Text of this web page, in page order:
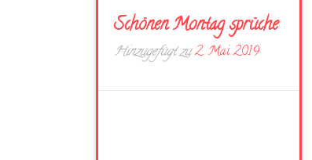
Schönen Montag sprüche
Hinzugefügt zu2. Mai 2019